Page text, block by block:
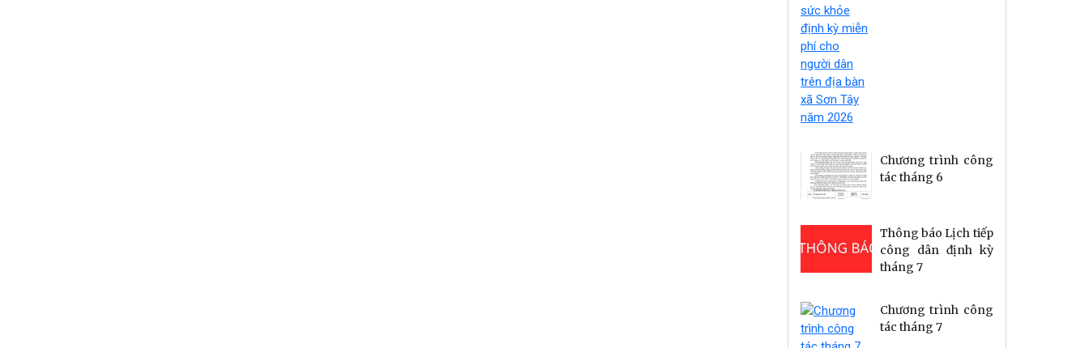
Chương trình công
tác tháng 6
Thông báo Lịch tiếp
công dân định kỳ
tháng 7
Chương trình công
tác tháng 7